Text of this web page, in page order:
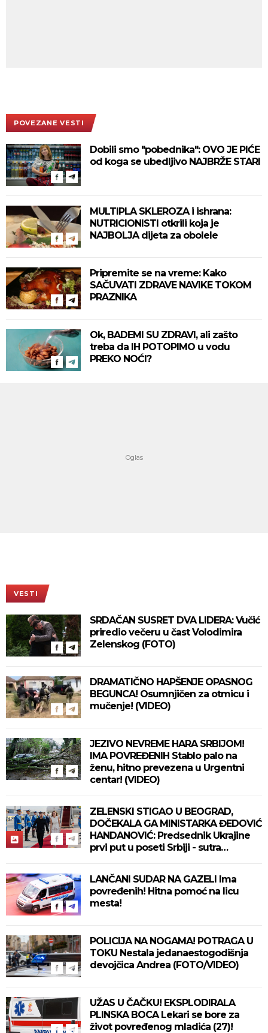
POVEZANE VESTI
Dobili smo "pobednika": OVO JE PIĆE
od koga se ubedljivo NAJBRŽE STARI
MULTIPLA SKLEROZA i ishrana:
NUTRICIONISTI otkrili koja je
NAJBOLJA dijeta za obolele
Pripremite se na vreme: Kako
SAČUVATI ZDRAVE NAVIKE TOKOM
PRAZNIKA
Ok, BADEMI SU ZDRAVI, ali zašto
treba da IH POTOPIMO u vodu
PREKO NOĆI?
VESTI
SRDAČAN SUSRET DVA LIDERA: Vučić
priredio večeru u čast Volodimira
Zelenskog (FOTO)
DRAMATIČNO HAPŠENJE OPASNOG
BEGUNCA! Osumnjičen za otmicu i
mučenje! (VIDEO)
JEZIVO NEVREME HARA SRBIJOM!
IMA POVREĐENIH Stablo palo na
ženu, hitno prevezena u Urgentni
centar! (VIDEO)
ZELENSKI STIGAO U BEOGRAD,
DOČEKALA GA MINISTARKA ĐEDOVIĆ
HANDANOVIĆ: Predsednik Ukrajine
prvi put u poseti Srbiji - sutra
LANČANI SUDAR NA GAZELI Ima
povređenih! Hitna pomoć na licu
mesta!
POLICIJA NA NOGAMA! POTRAGA U
TOKU Nestala jedanaestogodišnja
devojčica Andrea (FOTO/VIDEO)
UŽAS U ČAČKU! EKSPLODIRALA
PLINSKA BOCA Lekari se bore za
život povređenog mladića (27)!